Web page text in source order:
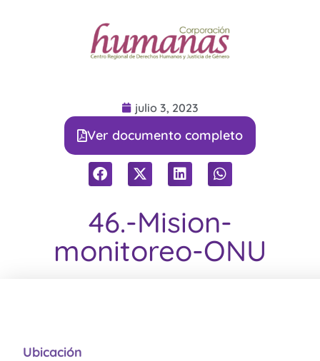
46.-Mision-
monitoreo-ONU
julio 3, 2023
Ver documento completo
Ubicación